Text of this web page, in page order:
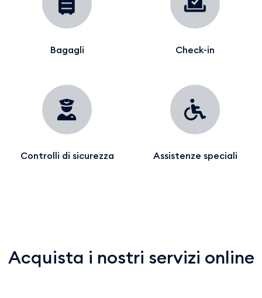
Bagagli Check-in
Controlli di sicurezza Assistenze speciali
Acquista i nostri servizi online